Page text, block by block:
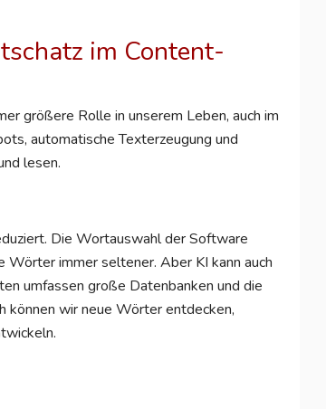
im Content-
größere Rolle in unserem Leben, auch im
automatische Texterzeugung und
lesen.
Die Wortauswahl der Software
immer seltener. Aber KI kann auch
umfassen große Datenbanken und die
können wir neue Wörter entdecken,